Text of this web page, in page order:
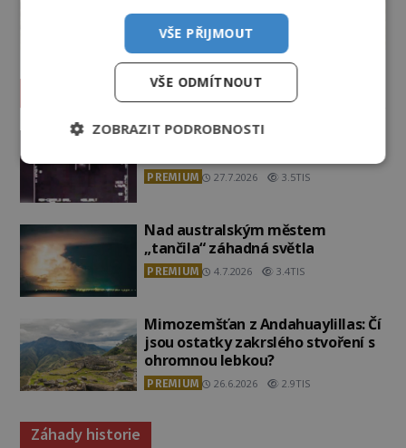
Vesmír a technologie
Podivné události roku 2023: Jsou
PREMIUM 27.7.2026 3.5TIS
Nad australským městem
„tančila“ záhadná světla
PREMIUM 4.7.2026 3.4TIS
Mimozemšťan z Andahuaylillas: Čí
jsou ostatky zakrslého stvoření s
ohromnou lebkou?
PREMIUM 26.6.2026 2.9TIS
Záhady historie
VŠE PŘIJMOUT
VŠE ODMÍTNOUT
ZOBRAZIT PODROBNOSTI